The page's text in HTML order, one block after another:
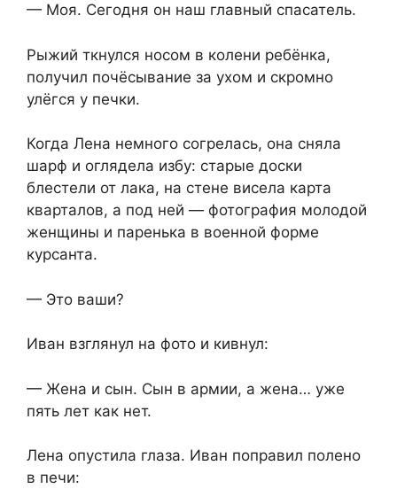
— Моя. Сегодня он наш главный спасатель.
Рыжий ткнулся носом в колени ребёнка,
получил почёсывание за ухом и скромно
улёгся у печки.
Когда Лена немного согрелась, она сняла
шарф и оглядела избу: старые доски
блестели от лака, на стене висела карта
кварталов, а под ней — фотография молодой
женщины и паренька в военной форме
курсанта.
— Это ваши?
Иван взглянул на фото и кивнул:
— Жена и сын. Сын в армии, а жена… уже
пять лет как нет.
Лена опустила глаза. Иван поправил полено
в печи: